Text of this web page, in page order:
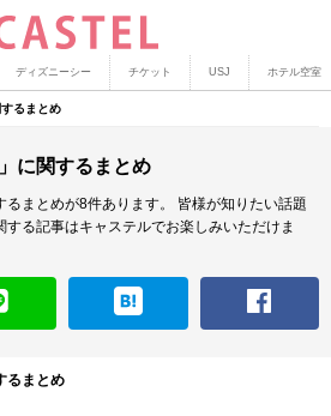
ディズニーシー チケット USJ ホテル空室
るまとめ
に関するまとめ
るまとめが8件あります。
皆様が知りたい話題
る記事はキャステルでお楽しみいただけま
るまとめ